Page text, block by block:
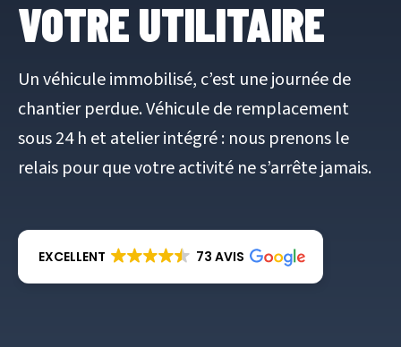
VOTRE UTILITAIRE
Un véhicule immobilisé, c’est une journée de
chantier perdue. Véhicule de remplacement
sous 24 h et atelier intégré : nous prenons le
relais pour que votre activité ne s’arrête jamais.
EXCELLENT 73 AVIS